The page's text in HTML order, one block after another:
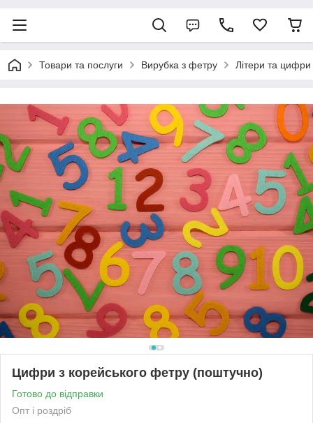
Товари та послуги Вирубка з фетру Літери та цифри
Цифри з корейського фетру (поштучно)
Готово до відправки
Опт і роздріб